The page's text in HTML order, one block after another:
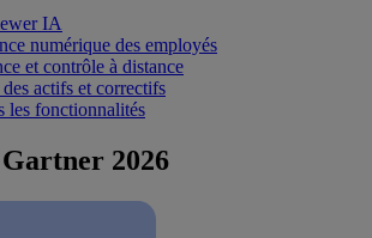
IA
numérique des employés
et contrôle à distance
actifs et correctifs
les fonctionnalités
2026